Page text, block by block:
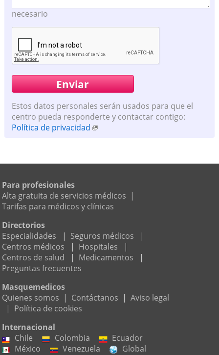
necesario
Estos datos personales serán usados para que el
centro pueda responderte y contactar contigo:
Política de privacidad
Para profesionales
Alta gratuita de servicios médicos |
Tarifas para médicos y clínicas
Directorios
Especialidades
| Seguros médicos
|
Centros médicos
| Hospitales
|
Centros de salud
| Medicamentos
|
Preguntas frecuentes
Masquemedicos
Quienes somos | Contáctanos | Aviso legal
| Política de cookies
Internacional
Chile
Colombia
Ecuador
México
Venezuela Global